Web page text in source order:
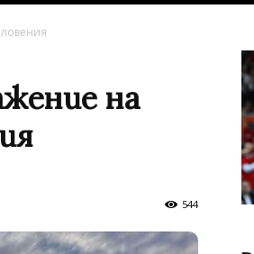
на
544